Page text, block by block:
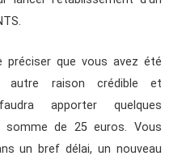
que vous avez été
raison crédible et
apporter quelques
somme de 25 euros. Vous
un bref délai, un nouveau